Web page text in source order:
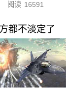
阅读 16591
都不淡定了